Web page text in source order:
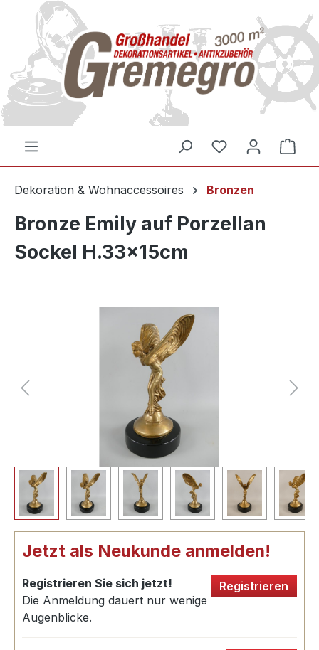
springen
Dekoration & Wohnaccessoires Bronzen
Bronze Emily auf Porzellan
Sockel H.33x15cm
Jetzt als Neukunde anmelden!
Registrieren Sie sich jetzt!
Die Anmeldung dauert nur wenige
Augenblicke.
Registrieren